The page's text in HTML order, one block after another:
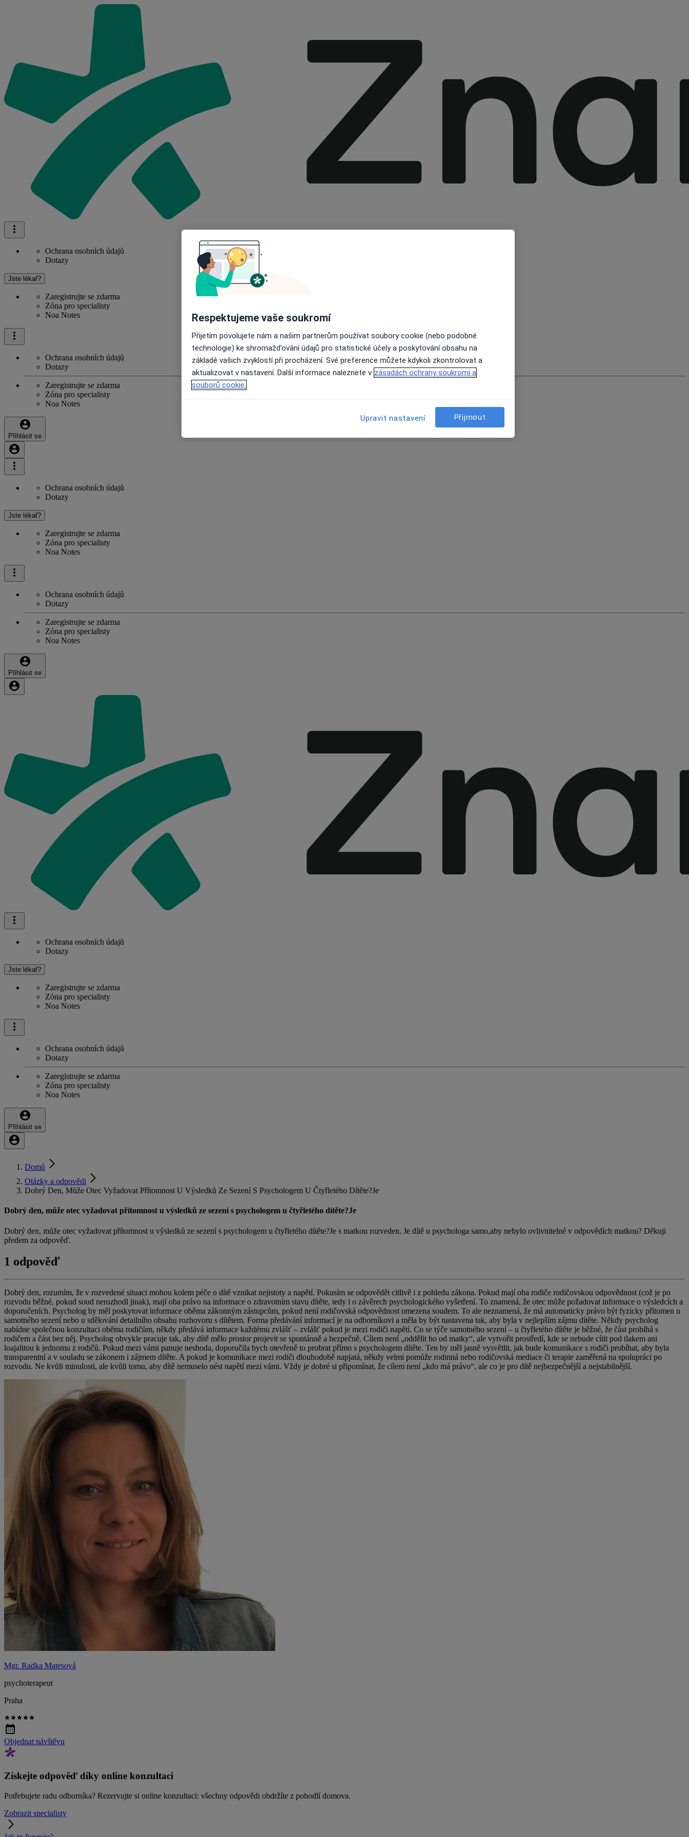
Ochrana osobních údajů
Dotazy
Jste lékař?
Zaregistrujte se zdarma
Zóna pro specialisty
Noa Notes
Ochrana osobních údajů
Dotazy
Zaregistrujte se zdarma
Zóna pro specialisty
Noa Notes
Přihlásit se
Ochrana osobních údajů
Dotazy
Jste lékař?
Zaregistrujte se zdarma
Zóna pro specialisty
Noa Notes
Ochrana osobních údajů
Dotazy
Zaregistrujte se zdarma
Zóna pro specialisty
Noa Notes
Přihlásit se
Ochrana osobních údajů
Dotazy
Jste lékař?
Zaregistrujte se zdarma
Zóna pro specialisty
Noa Notes
Ochrana osobních údajů
Dotazy
Zaregistrujte se zdarma
Zóna pro specialisty
Noa Notes
Přihlásit se
Domů
Otázky a odpovědi
Dobrý Den, Může Otec Vyžadovat Přítomnost U Výsledků Ze Sezení S Psychologem U Čtyřletého Dítěte?Je
Dobrý den, může otec vyžadovat přítomnost u výsledků ze sezení s psychologem u čtyřletého dítěte?Je
Dobrý den, může otec vyžadovat přítomnost u výsledků ze sezení s psychologem u čtyřletého dítěte?Je s matkou rozveden. Je dítě u psychologa samo,aby nebylo ovlivnitelné v odpovědích matkou? Děkuji
předem za odpověď.
1 odpověď
Dobrý den, rozumím, že v rozvedené situaci mohou kolem péče o dítě vznikat nejistoty a napětí. Pokusím se odpovědět citlivě i z pohledu zákona. Pokud mají oba rodiče rodičovskou odpovědnost (což je po
rozvodu běžné, pokud soud nerozhodl jinak), mají oba právo na informace o zdravotním stavu dítěte, tedy i o závěrech psychologického vyšetření. To znamená, že otec může požadovat informace o výsledcích a
doporučeních. Psycholog by měl poskytovat informace oběma zákonným zástupcům, pokud není rodičovská odpovědnost omezena soudem. To ale neznamená, že má automaticky právo být fyzicky přítomen u
samotného sezení nebo u sdělování detailního obsahu rozhovoru s dítětem. Forma předávání informací je na odborníkovi a měla by být nastavena tak, aby byla v nejlepším zájmu dítěte. Někdy psycholog
nabídne společnou konzultaci oběma rodičům, někdy předává informace každému zvlášť – zvlášť pokud je mezi rodiči napětí. Co se týče samotného sezení – u čtyřletého dítěte je běžné, že část probíhá s
rodičem a část bez něj. Psycholog obvykle pracuje tak, aby dítě mělo prostor projevit se spontánně a bezpečně. Cílem není „oddělit ho od matky“, ale vytvořit prostředí, kde se nebude cítit pod tlakem ani
loajalitou k jednomu z rodičů. Pokud mezi vámi panuje neshoda, doporučila bych otevřeně to probrat přímo s psychologem dítěte. Ten by měl jasně vysvětlit, jak bude komunikace s rodiči probíhat, aby byla
transparentní a v souladu se zákonem i zájmem dítěte. A pokud je komunikace mezi rodiči dlouhodobě napjatá, někdy velmi pomůže rodinná nebo rodičovská mediace či terapie zaměřená na spolupráci po
rozvodu. Ne kvůli minulosti, ale kvůli tomu, aby dítě nemuselo nést napětí mezi vámi. Vždy je dobré si připomínat, že cílem není „kdo má právo“, ale co je pro dítě nejbezpečnější a nejstabilnější.
Mgr. Radka Matesová
psychoterapeut
Praha
Objednat návštěvu
Získejte odpověď díky online konzultaci
Potřebujete radu odborníka? Rezervujte si online konzultaci: všechny odpovědi obdržíte z pohodlí domova.
Zobrazit specialisty
Respektujeme vaše soukromí
Přijetím povolujete nám a našim partnerům používat soubory cookie (nebo podobné
technologie) ke shromažďování údajů pro statistické účely a poskytování obsahu na
základě vašich zvyklostí při procházení. Své preference můžete kdykoli zkontrolovat a
aktualizovat v nastavení. Další informace naleznete v zásadách ochrany soukromí a
souborů cookie.
Upravit nastavení Přijmout